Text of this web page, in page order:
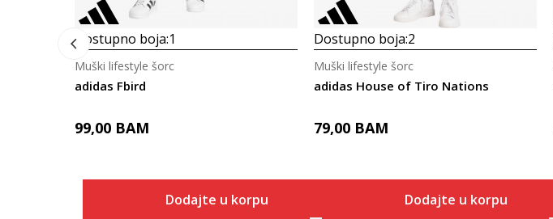
Dostupno boja:1
adidas Fbird
Muški lifestyle šorc
99,00 BAM
Dodajte u korpu
Dostupno boja:2
adidas House of Tiro Nations
Muški lifestyle šorc
79,00 BAM
Dodajte u korpu